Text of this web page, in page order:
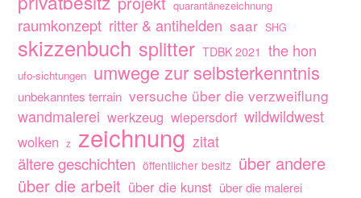
quarantänezeichnung
raumkonzept ritter & antihelden saar SHG
skizzenbuch splitter TDBK 2021 the hon
ufo-sichtungen umwege zur selbsterkenntnis
unbekanntes terrain versuche über die verzweiflung
wandmalerei werkzeug wiepersdorf wildwildwest
wolken z zeichnung zitat
ältere geschichten öffentlicher besitz über andere
über die arbeit über die kunst über die malerei